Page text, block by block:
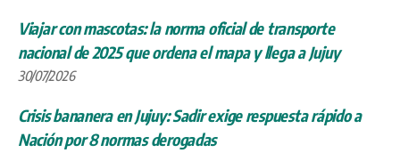
Viajar con mascotas: la norma oficial de transporte
nacional de 2025 que ordena el mapa y llega a Jujuy
30/07/2026
Crisis bananera en Jujuy: Sadir exige respuesta rápido a
Nación por 8 normas derogadas